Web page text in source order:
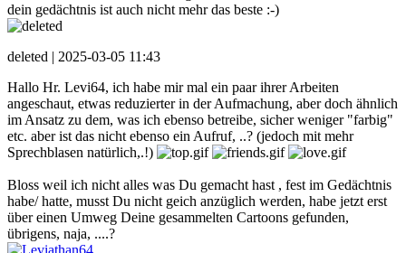
dein gedächtnis ist auch nicht mehr das beste :-)
deleted | 2025-03-05 11:43
Hallo Hr. Levi64, ich habe mir mal ein paar ihrer Arbeiten
angeschaut, etwas reduzierter in der Aufmachung, aber doch ähnlich
im Ansatz zu dem, was ich ebenso betreibe, sicher weniger "farbig"
etc. aber ist das nicht ebenso ein Aufruf, ..? (jedoch mit mehr
Sprechblasen natürlich,.!)
Bloss weil ich nicht alles was Du gemacht hast , fest im Gedächtnis
habe/ hatte, musst Du nicht geich anzüglich werden, habe jetzt erst
über einen Umweg Deine gesammelten Cartoons gefunden,
übrigens, naja, ....?